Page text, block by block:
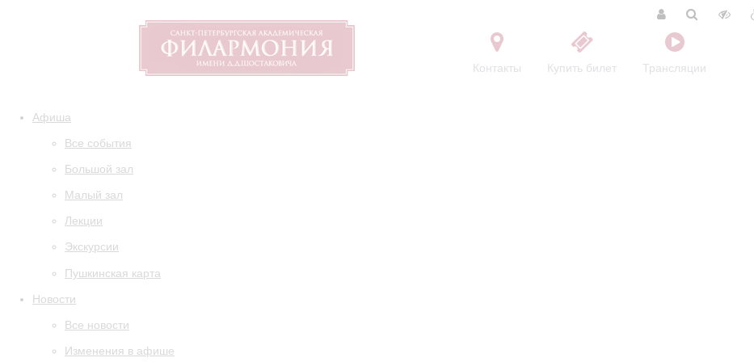
Контакты Купить билет Трансляции
Афиша
Все события
Большой зал
Малый зал
Лекции
Экскурсии
Пушкинская карта
Новости
Все новости
Изменения в афише